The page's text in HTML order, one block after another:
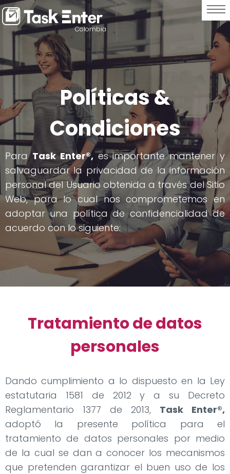
Colombia
Políticas &
Condiciones
ParaTask Enter®,es importante mantener y
salvaguardar la privacidad de la información
personal del Usuario obtenida a través del Sitio
Web, para lo cual nos comprometemos en
adoptar una política de confidencialidad de
acuerdo con lo siguiente:
Tratamiento de datos
personales
Dando cumplimiento a lo dispuesto en la Ley
estatutaria 1581 de 2012 y a su Decreto
Reglamentario 1377 de 2013, Task Enter®,
adoptó la presente política para el
tratamiento de datos personales por medio
de la cual se dan a conocer los mecanismos
que pretenden garantizar el buen uso de los